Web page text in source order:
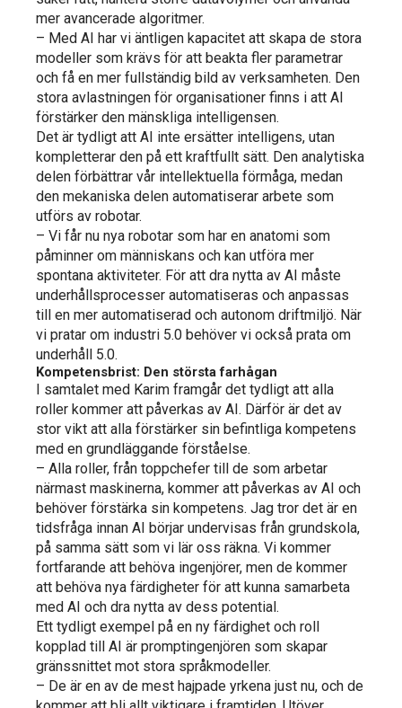
mer avancerade algoritmer.
– Med AI har vi äntligen kapacitet att skapa de stora
modeller som krävs för att beakta fler parametrar
och få en mer fullständig bild av verksamheten. Den
stora avlastningen för organisationer finns i att AI
förstärker den mänskliga intelligensen.
Det är tydligt att AI inte ersätter intelligens, utan
kompletterar den på ett kraftfullt sätt. Den analytiska
delen förbättrar vår intellektuella förmåga, medan
den mekaniska delen automatiserar arbete som
utförs av robotar.
– Vi får nu nya robotar som har en anatomi som
påminner om människans och kan utföra mer
spontana aktiviteter. För att dra nytta av AI måste
underhållsprocesser automatiseras och anpassas
till en mer automatiserad och autonom driftmiljö. När
vi pratar om industri 5.0 behöver vi också prata om
underhåll 5.0.
Kompetensbrist: Den största farhågan
I samtalet med Karim framgår det tydligt att alla
roller kommer att påverkas av AI. Därför är det av
stor vikt att alla förstärker sin befintliga kompetens
med en grundläggande förståelse.
– Alla roller, från toppchefer till de som arbetar
närmast maskinerna, kommer att påverkas av AI och
behöver förstärka sin kompetens. Jag tror det är en
tidsfråga innan AI börjar undervisas från grundskola,
på samma sätt som vi lär oss räkna. Vi kommer
fortfarande att behöva ingenjörer, men de kommer
att behöva nya färdigheter för att kunna samarbeta
med AI och dra nytta av dess potential.
Ett tydligt exempel på en ny färdighet och roll
kopplad till AI är promptingenjören som skapar
gränssnittet mot stora språkmodeller.
– De är en av de mest hajpade yrkena just nu, och de